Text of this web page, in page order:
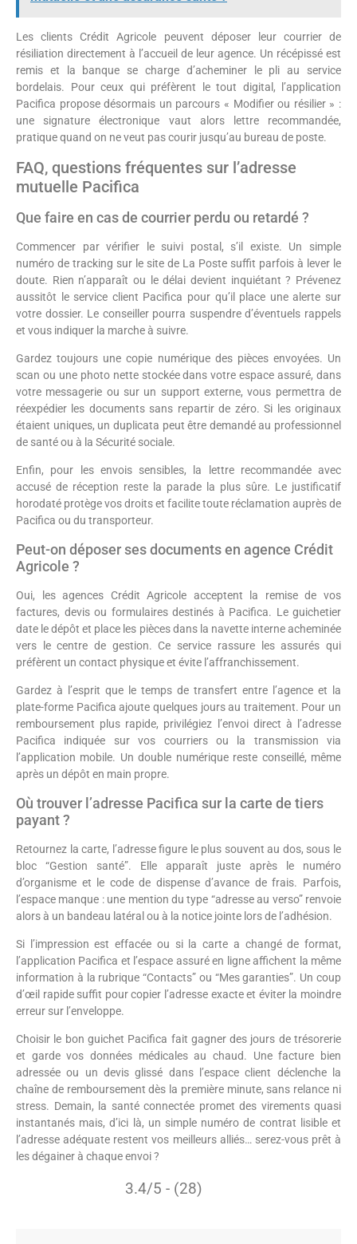
Les clients Crédit Agricole peuvent déposer leur courrier de
résiliation directement à l’accueil de leur agence. Un récépissé est
remis et la banque se charge d’acheminer le pli au service
bordelais. Pour ceux qui préfèrent le tout digital, l’application
Pacifica propose désormais un parcours « Modifier ou résilier » :
une signature électronique vaut alors lettre recommandée,
pratique quand on ne veut pas courir jusqu’au bureau de poste.
FAQ, questions fréquentes sur l’adresse
mutuelle Pacifica
Que faire en cas de courrier perdu ou retardé ?
Commencer par vérifier le suivi postal, s’il existe. Un simple
numéro de tracking sur le site de La Poste suffit parfois à lever le
doute. Rien n’apparaît ou le délai devient inquiétant ? Prévenez
aussitôt le service client Pacifica pour qu’il place une alerte sur
votre dossier. Le conseiller pourra suspendre d’éventuels rappels
et vous indiquer la marche à suivre.
Gardez toujours une copie numérique des pièces envoyées. Un
scan ou une photo nette stockée dans votre espace assuré, dans
votre messagerie ou sur un support externe, vous permettra de
réexpédier les documents sans repartir de zéro. Si les originaux
étaient uniques, un duplicata peut être demandé au professionnel
de santé ou à la Sécurité sociale.
Enfin, pour les envois sensibles, la lettre recommandée avec
accusé de réception reste la parade la plus sûre. Le justificatif
horodaté protège vos droits et facilite toute réclamation auprès de
Pacifica ou du transporteur.
Peut-on déposer ses documents en agence Crédit
Agricole ?
Oui, les agences Crédit Agricole acceptent la remise de vos
factures, devis ou formulaires destinés à Pacifica. Le guichetier
date le dépôt et place les pièces dans la navette interne acheminée
vers le centre de gestion. Ce service rassure les assurés qui
préfèrent un contact physique et évite l’affranchissement.
Gardez à l’esprit que le temps de transfert entre l’agence et la
plate-forme Pacifica ajoute quelques jours au traitement. Pour un
remboursement plus rapide, privilégiez l’envoi direct à l’adresse
Pacifica indiquée sur vos courriers ou la transmission via
l’application mobile. Un double numérique reste conseillé, même
après un dépôt en main propre.
Où trouver l’adresse Pacifica sur la carte de tiers
payant ?
Retournez la carte, l’adresse figure le plus souvent au dos, sous le
bloc “Gestion santé”. Elle apparaît juste après le numéro
d’organisme et le code de dispense d’avance de frais. Parfois,
l’espace manque : une mention du type “adresse au verso” renvoie
alors à un bandeau latéral ou à la notice jointe lors de l’adhésion.
Si l’impression est effacée ou si la carte a changé de format,
l’application Pacifica et l’espace assuré en ligne affichent la même
information à la rubrique “Contacts” ou “Mes garanties”. Un coup
d’œil rapide suffit pour copier l’adresse exacte et éviter la moindre
erreur sur l’enveloppe.
Choisir le bon guichet Pacifica fait gagner des jours de trésorerie
et garde vos données médicales au chaud. Une facture bien
adressée ou un devis glissé dans l’espace client déclenche la
chaîne de remboursement dès la première minute, sans relance ni
stress. Demain, la santé connectée promet des virements quasi
instantanés mais, d’ici là, un simple numéro de contrat lisible et
l’adresse adéquate restent vos meilleurs alliés… serez-vous prêt à
les dégainer à chaque envoi ?
3.4/5 - (28)